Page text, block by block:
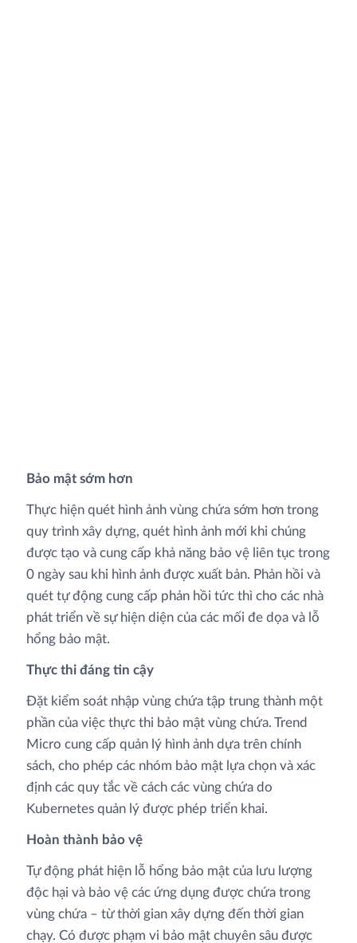
Bảo mật sớm hơn
Thực hiện quét hình ảnh vùng chứa sớm hơn trong
quy trình xây dựng, quét hình ảnh mới khi chúng
được tạo và cung cấp khả năng bảo vệ liên tục trong
0 ngày sau khi hình ảnh được xuất bản. Phản hồi và
quét tự động cung cấp phản hồi tức thì cho các nhà
phát triển về sự hiện diện của các mối đe dọa và lỗ
hổng bảo mật.
Thực thi đáng tin cậy
Đặt kiểm soát nhập vùng chứa tập trung thành một
phần của việc thực thi bảo mật vùng chứa. Trend
Micro cung cấp quản lý hình ảnh dựa trên chính
sách, cho phép các nhóm bảo mật lựa chọn và xác
định các quy tắc về cách các vùng chứa do
Kubernetes quản lý được phép triển khai.
Hoàn thành bảo vệ
Tự động phát hiện lỗ hổng bảo mật của lưu lượng
độc hại và bảo vệ các ứng dụng được chứa trong
vùng chứa – từ thời gian xây dựng đến thời gian
chạy. Có được phạm vi bảo mật chuyên sâu được